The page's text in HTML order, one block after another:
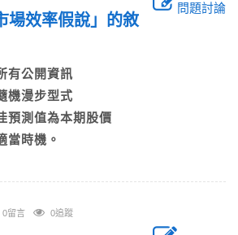
問題討論
場效率假說」的敘
有公開資訊
機漫步型式
預測值為本期股價
當時機。
0留言 0追蹤